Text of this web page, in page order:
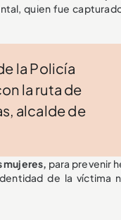
quien fue
la Policía
la ruta de
alcalde de
mujeres, para prevenir
de la víctima